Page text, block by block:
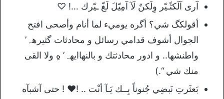
آرى آلَكثًـيّر وِلَكنٌ لَآ آمِيّلَ لَغّ ـيّرك …! ♡
أقولكگ شي؟ أگره يوميء لما أنام وأصحى افتح
الجوال أشوف قدامي رسائل و محادثات گثيرهہ’
واطنشها.. و ادور محادثتك و بالنهاايهہ’ هِ ولا القى
منك شي “.)
بَعثَرتِ نَبضِي جُنوناً بِــك يَـآ أنْت .. !♥ ! ﺣﺘﻰ ﺁﺷﺒﺂﻩ